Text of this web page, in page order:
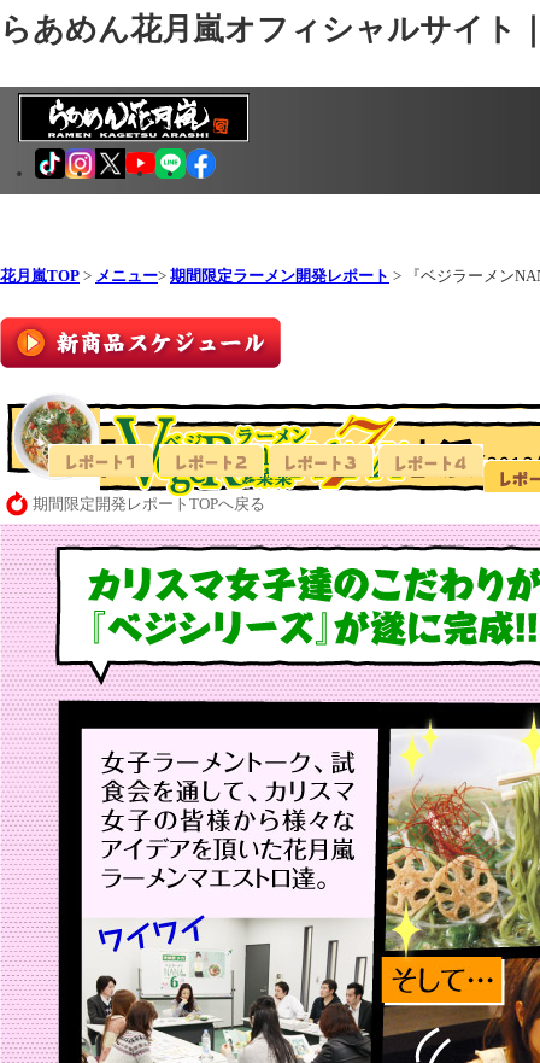
らあめん花月嵐オフィシャルサイト
花月嵐TOP > メニュー> 期間限定ラーメン開発レポート > 『ベジラーメン
期間限定開発レポートTOPへ戻る